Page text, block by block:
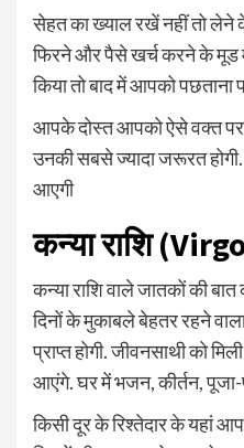
सेहत का ख्याल रखें नहीं तो
फिरने और पैसे खर्च करने के मूड
किया तो बाद में आपको
आपके दोस्त आपको ऐसे वक्त
उनकी सबसे ज्यादा जरूरत
आएगी
कन्या राशि
कन्या राशि वाले जातकों की
दिनों के मुकाबले बेहतर रहने
प्राप्त होगी. जीवनसाथी को
आएंगे. घर में भजन, कीर्तन, पूजा-
किसी दूर के रिश्तेदार के यहां